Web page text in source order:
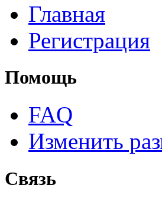
Главная
Регистрация
Помощь
FAQ
Изменить
Связь